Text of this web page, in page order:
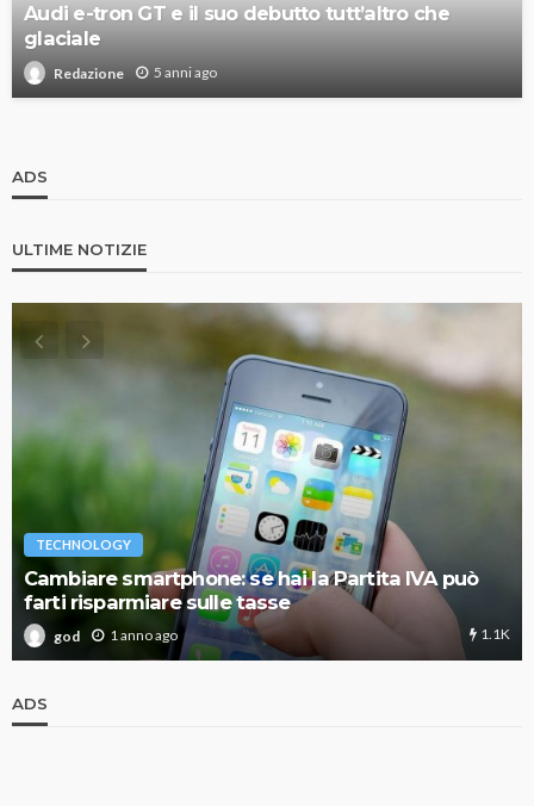
Audi e-tron GT e il suo debutto tutt’altro che
glaciale
Redazione 5 anni ago
ADS
ULTIME NOTIZIE
TECHNOLOGY
Cambiare smartphone: se hai la Partita IVA può
farti risparmiare sulle tasse
god 1 anno ago 1.1K
ADS